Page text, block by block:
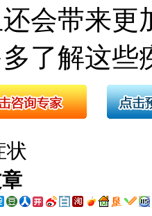
会带来
了解这些
状